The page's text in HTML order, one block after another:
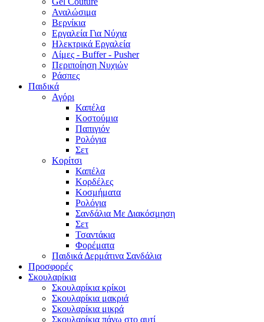
Αναλώσιμα
Βερνίκια
Εργαλεία Για Νύχια
Ηλεκτρικά Εργαλεία
Λίμες - Buffer - Pusher
Περιποίηση Νυχιών
Ράσπες
Παιδικά
Αγόρι
Καπέλα
Κοστούμια
Παπιγιόν
Ρολόγια
Σετ
Κορίτσι
Καπέλα
Κορδέλες
Κοσμήματα
Ρολόγια
Σανδάλια Με Διακόσμηση
Σετ
Τσαντάκια
Φορέματα
Παιδικά Δερμάτινα Σανδάλια
Προσφορές
Σκουλαρίκια
Σκουλαρίκια κρίκοι
Σκουλαρίκια μακριά
Σκουλαρίκια μικρά
Σκουλαρίκια πάνω στο αυτί